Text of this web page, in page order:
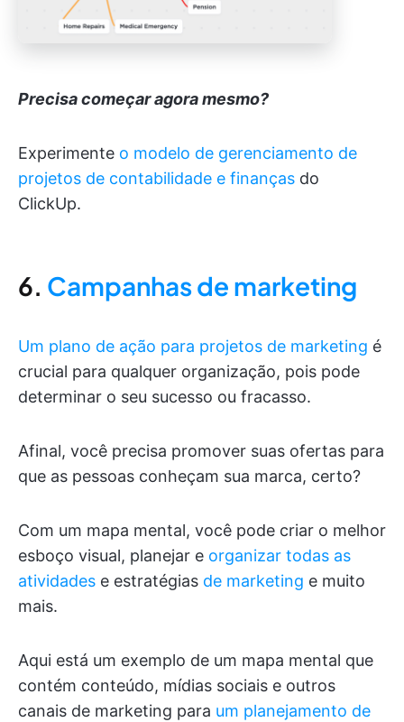
Precisa começar agora mesmo?
Experimente o modelo de gerenciamento de
projetos de contabilidade e finanças do
ClickUp.
6. Campanhas de marketing
Um plano de ação para projetos de marketing é
crucial para qualquer organização, pois pode
determinar o seu sucesso ou fracasso.
Afinal, você precisa promover suas ofertas para
que as pessoas conheçam sua marca, certo?
Com um mapa mental, você pode criar o melhor
esboço visual, planejar e organizar todas as
atividades e estratégias de marketing e muito
mais.
Aqui está um exemplo de um mapa mental que
contém conteúdo, mídias sociais e outros
canais de marketing para um planejamento de